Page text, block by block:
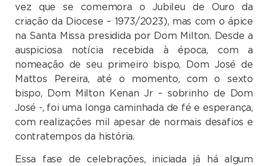
vez que se comemora o Jubileu de Ouro da
criação da Diocese – 1973/2023), mas com o ápice
na Santa Missa presidida por Dom Milton. Desde a
auspiciosa notícia recebida à época, com a
nomeação de seu primeiro bispo, Dom José de
Mattos Pereira, até o momento, com o sexto
bispo, Dom Milton Kenan Jr – sobrinho de Dom
José -, foi uma longa caminhada de fé e esperança,
com realizações mil apesar de normais desafios e
contratempos da história.
Essa fase de celebrações, iniciada já há algum